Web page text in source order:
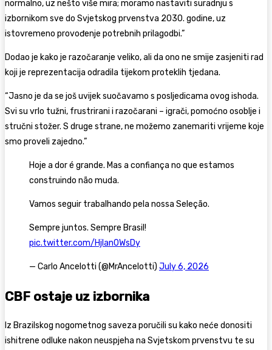
normalno, uz nešto više mira; moramo nastaviti suradnju s
izbornikom sve do Svjetskog prvenstva 2030. godine, uz
istovremeno provođenje potrebnih prilagodbi.”
Dodao je kako je razočaranje veliko, ali da ono ne smije zasjeniti rad
koji je reprezentacija odradila tijekom proteklih tjedana.
“Jasno je da se još uvijek suočavamo s posljedicama ovog ishoda.
Svi su vrlo tužni, frustrirani i razočarani – igrači, pomoćno osoblje i
stručni stožer. S druge strane, ne možemo zanemariti vrijeme koje
smo proveli zajedno.”
Hoje a dor é grande. Mas a confiança no que estamos
construindo não muda.
Vamos seguir trabalhando pela nossa Seleção.
Sempre juntos. Sempre Brasil!
pic.twitter.com/HjIan0WsDy
— Carlo Ancelotti (@MrAncelotti) July 6, 2026
CBF ostaje uz izbornika
Iz Brazilskog nogometnog saveza poručili su kako neće donositi
ishitrene odluke nakon neuspjeha na Svjetskom prvenstvu te su